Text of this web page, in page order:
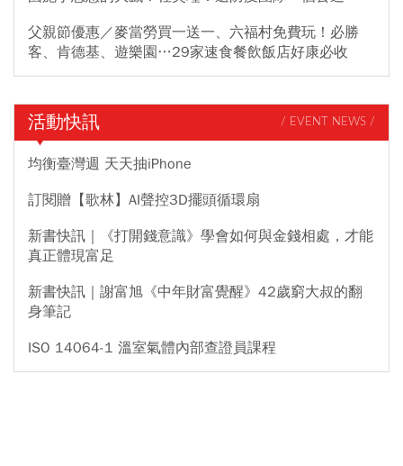
父親節優惠／麥當勞買一送一、六福村免費玩！必勝
客、肯德基、遊樂園…29家速食餐飲飯店好康必收
活動快訊 / EVENT NEWS /
均衡臺灣週 天天抽iPhone
訂閱贈【歌林】AI聲控3D擺頭循環扇
新書快訊｜《打開錢意識》學會如何與金錢相處，才能
真正體現富足
新書快訊｜謝富旭《中年財富覺醒》42歲窮大叔的翻
身筆記
ISO 14064-1 溫室氣體內部查證員課程